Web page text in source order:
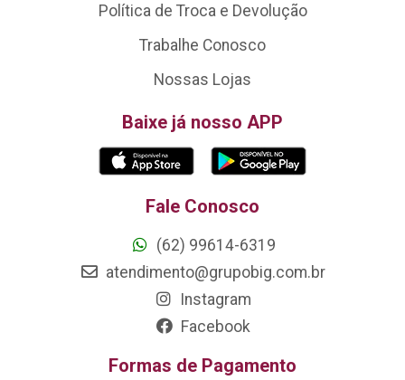
Política de Troca e Devolução
Trabalhe Conosco
Nossas Lojas
Baixe já nosso APP
Fale Conosco
(62) 99614-6319
atendimento@grupobig.com.br
Instagram
Facebook
Formas de Pagamento